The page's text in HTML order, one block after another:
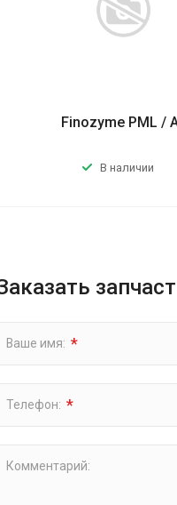
Finozyme PML /
В наличии
Ваше имя: *
Телефон: *
Комментарий: